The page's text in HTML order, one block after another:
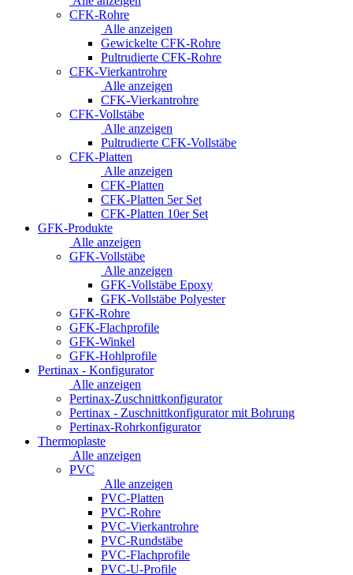
CFK-Rohre
Alle anzeigen
Gewickelte CFK-Rohre
Pultrudierte CFK-Rohre
CFK-Vierkantrohre
Alle anzeigen
CFK-Vierkantrohre
CFK-Vollstäbe
Alle anzeigen
Pultrudierte CFK-Vollstäbe
CFK-Platten
Alle anzeigen
CFK-Platten
CFK-Platten 5er Set
CFK-Platten 10er Set
GFK-Produkte
Alle anzeigen
GFK-Vollstäbe
Alle anzeigen
GFK-Vollstäbe Epoxy
GFK-Vollstäbe Polyester
GFK-Rohre
GFK-Flachprofile
GFK-Winkel
GFK-Hohlprofile
Pertinax - Konfigurator
Alle anzeigen
Pertinax-Zuschnittkonfigurator
Pertinax - Zuschnittkonfigurator mit Bohrung
Pertinax-Rohrkonfigurator
Thermoplaste
Alle anzeigen
PVC
Alle anzeigen
PVC-Platten
PVC-Rohre
PVC-Vierkantrohre
PVC-Rundstäbe
PVC-Flachprofile
PVC-U-Profile